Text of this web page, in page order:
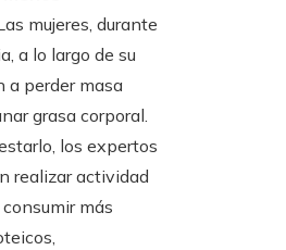
mujeres, durante
a lo largo de su
a perder masa
grasa corporal.
los expertos
realizar actividad
más